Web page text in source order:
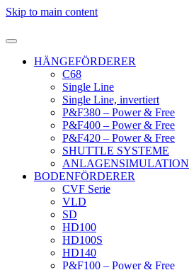
Skip to main content
HÄNGEFÖRDERER
C68
Single Line
Single Line, invertiert
P&F380 – Power & Free
P&F400 – Power & Free
P&F420 – Power & Free
SHUTTLE SYSTEME
ANLAGENSIMULATION
BODENFÖRDERER
CVF Serie
VLD
SD
HD100
HD100S
HD140
P&F100 – Power & Free